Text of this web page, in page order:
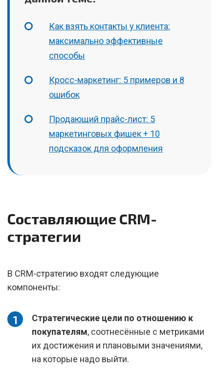
Как взять контакты у клиента:
максимально эффективные
способы
Кросс-маркетинг: 5 примеров и 8
ошибок
Продающий прайс-лист: 5
маркетинговых фишек + 10
подсказок для оформления
Составляющие CRM-
стратегии
В CRM-стратегию входят следующие
компоненты:
Стратегические цели по отношению к
покупателям, соотнесённые с метриками
их достижения и плановыми значениями,
на которые надо выйти.